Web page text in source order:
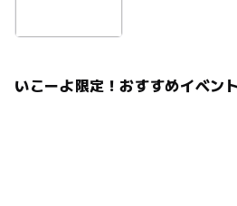
いこーよ限定！おすすめイベン